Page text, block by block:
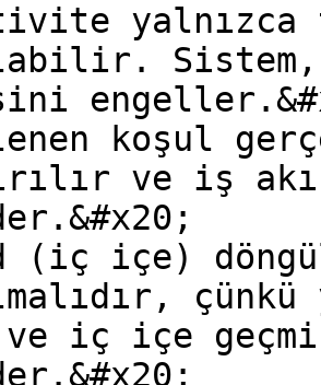
koşul
ve iş
(iç içe)
çünkü
iç içe